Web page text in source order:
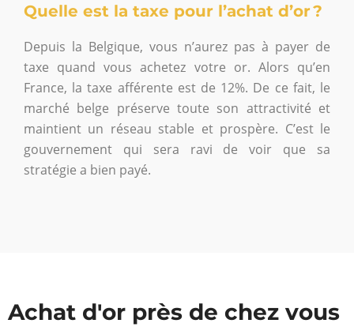
Quelle est la taxe pour l’achat d’or ?
Depuis la Belgique, vous n’aurez pas à payer de
taxe quand vous achetez votre or. Alors qu’en
France, la taxe afférente est de 12%. De ce fait, le
marché belge préserve toute son attractivité et
maintient un réseau stable et prospère. C’est le
gouvernement qui sera ravi de voir que sa
stratégie a bien payé.
Achat d'or près de chez vous